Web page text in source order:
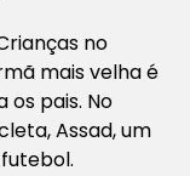
no
mais velha é
pais. No
Assad, um